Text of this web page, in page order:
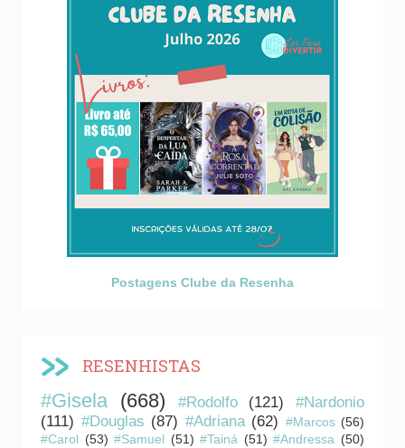
Postagens Clube da Resenha
RESENHISTAS
#Gisela (668) #Rodolfo (121)
#Nardonio
(111) #Douglas (87) #Adriana (62) #Marcos (56)
#Carol (53) #Samuel (51) #Tainá (51) #Andressa (50)